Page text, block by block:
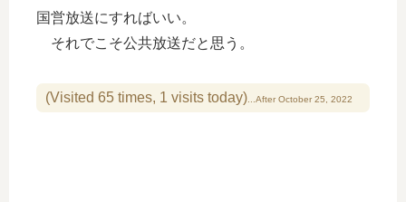
国営放送にすればいい。
それでこそ公共放送だと思う。
(Visited 65 times, 1 visits today)